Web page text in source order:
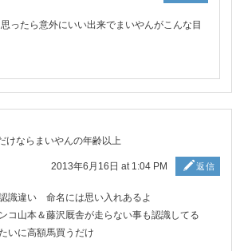
ったら意外にいい出来でまいやんがこんな目
けならまいやんの年齢以上
2013年6月16日 at 1:04 PM 返信
識違い 命名には思い入れあるよ
コ山本＆藤沢厩舎が走らない事も認識してる
いに高額馬買うだけ